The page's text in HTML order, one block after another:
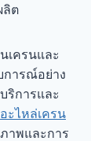
ลิต
เครนและ
การณ์อย่าง
ริการและ
อะไหล่เครน
าพและการ